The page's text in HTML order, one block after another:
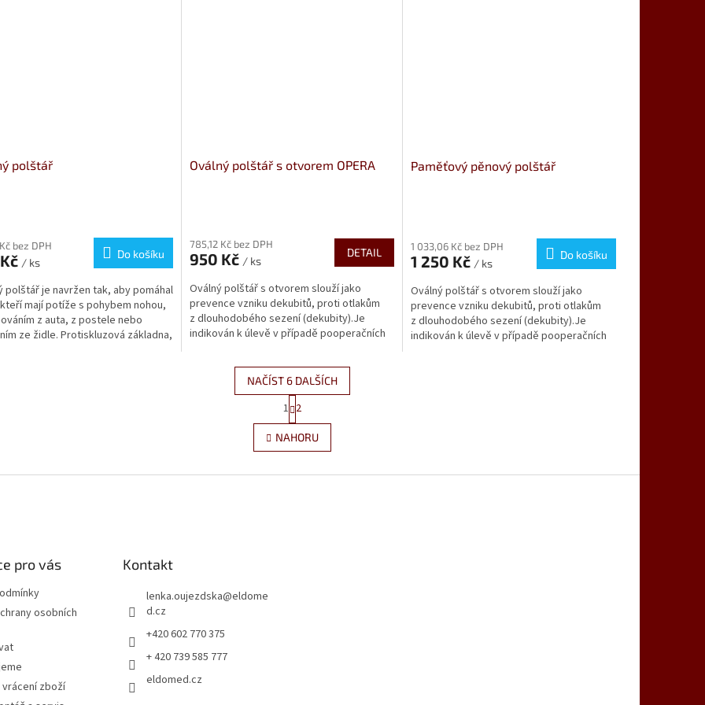
polštář
bez DPH
/ ks
Do košíku
polštář je navržen tak, aby pomáhal
mají potíže s pohybem nohou,
z auta, z postele nebo
ze židle. Protiskluzová základna,
Oválný polštář s otvorem OPERA
produktu
je
z
5
hvězdiček.
785,12 Kč bez DPH
950 Kč / ks
DETAIL
Oválný polštář s otvorem slouží jako
prevence vzniku dekubitů, proti otlakům
z dlouhodobého sezení (dekubity).Je
indikován k úlevě v případě pooperačních
Paměťový pěnový polštář
1 033,06 Kč bez DPH
1 250 Kč / ks
Do košíku
Oválný polštář s otvorem slouží jako
prevence vzniku dekubitů, proti otlakům
z dlouhodobého sezení (dekubity).Je
indikován k úlevě v případě pooperačních
O
v
l
d
NAČÍST 6 DALŠÍCH
S
t
r
á
n
1 2
NAHORU
pro vás
osobních
zboží
Kontakt
lenka.oujezdska@eldome
d.cz
+420 602 770 375
+ 420 739 585 777
eldomed.cz